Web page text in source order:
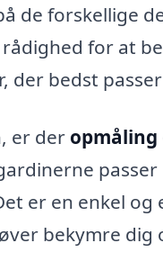
de forskellige
for at
der bedst
er der opmåling
er en enkel
bekymre dig